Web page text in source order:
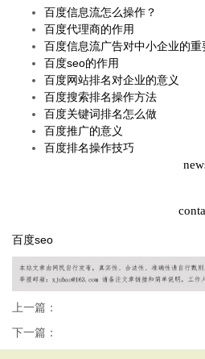
百度信息流怎么操作？
百度代理商的作用
百度信息流广告对中小企业的重
百度seo的作用
百度网站排名对企业的意义
百度搜索排名操作方法
百度关键词排名怎么做
百度推广的意义
百度排名操作技巧
百度seo
上一篇：
下一篇：